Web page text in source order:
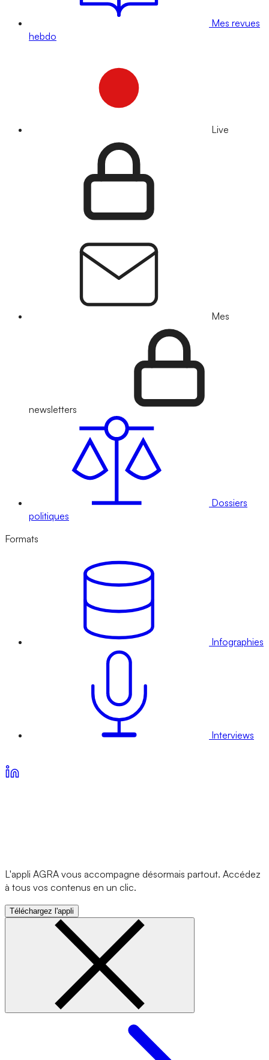
Mes revues
hebdo
Live
Mes
newsletters
Dossiers
politiques
Formats
Infographies
Interviews
L'appli AGRA vous accompagne désormais partout. Accédez
à tous vos contenus en un clic.
Téléchargez l'appli